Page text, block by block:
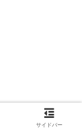
サイドバー